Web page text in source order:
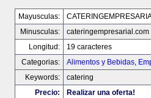
Mayusculas:
Minusculas:
cateringempresarial.com
Longitud:
19 caracteres
Categorias:
Alimentos y Bebidas,
Keywords:
catering
Precio:
Realizar una oferta!